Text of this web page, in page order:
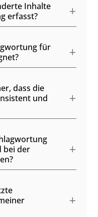
Inhalte
erfasst?
für
dass die
und
bei der